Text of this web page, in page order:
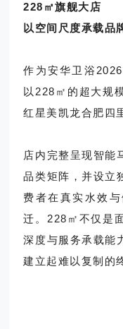
228㎡旗舰大店
以空间尺度承载品
作为安华卫浴
以228㎡的超大规
红星美凯龙合肥四
店内完整呈现智能
品类矩阵，并设立
费者在真实水效
迁。228㎡不仅是
深度与服务承载能
建立起难以复制的